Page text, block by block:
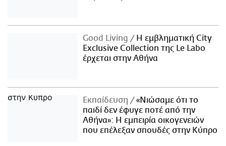
Good Living
Η εμβληματική City
Exclusive Collection της Le Labo
έρχεται στην Αθήνα
Εκπαίδευση
«Νιώσαμε ότι το
παιδί δεν έφυγε ποτέ από την
Αθήνα»: Η εμπειρία οικογενειών
που επέλεξαν σπουδές στην Κύπρο